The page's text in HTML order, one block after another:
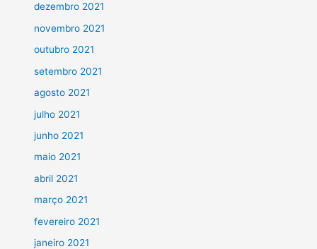
dezembro 2021
novembro 2021
outubro 2021
setembro 2021
agosto 2021
julho 2021
junho 2021
maio 2021
abril 2021
março 2021
fevereiro 2021
janeiro 2021